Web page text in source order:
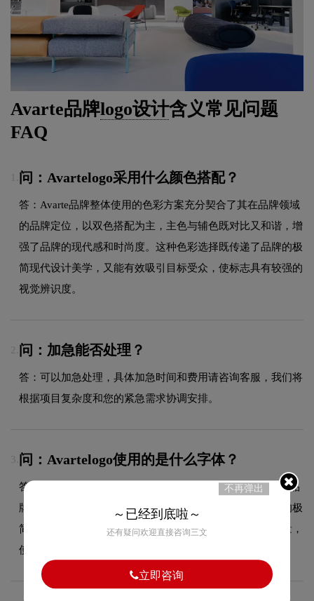
Avarte品牌logo设计含义常见问题
FAQ
问：Avartelogo采用什么颜色搭配？
答：Avarte品牌整体使用的色彩方案充分契合了其在品牌领域
的品牌定位，以双色搭配为主，主色与辅色既对比又和谐，增
强了品牌的现代感和时尚度。这种色彩选择既传递了品牌的极
简现代设计美学，又能有效吸引目标受众，使标志具有较强的
视觉辨识度。
2. 问：加急能否处理？
答：可以加急处理，具体加急时间和费用请咨询客服，我们将
根据项目复杂度和您的紧急需求协调安排。
3. 问：Avartelogo使用的是什么字体？
答：Avarte品牌标志采用的是几何感字体设计，字体造型与品
牌形象高度契合，在确保良好阅读性的同时，彰显了品牌的极
简现代设计风格。字体的结构、粗细及间距都经过精心考量，
使整体标志在不同尺寸和场景下均能保持一致的品牌调性。
不再弹出
～已经到底啦～
还有疑问欢迎直接咨询三文
立即咨询